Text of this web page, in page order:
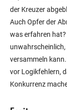
der Kreuzer
Auch Opfer der
was erfahren
versammeln
vor Logikfehlern,
Konkurrenz